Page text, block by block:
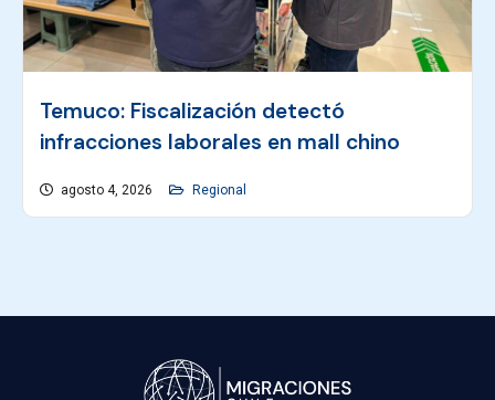
Temuco: Fiscalización detectó
infracciones laborales en mall chino
agosto 4, 2026 Regional